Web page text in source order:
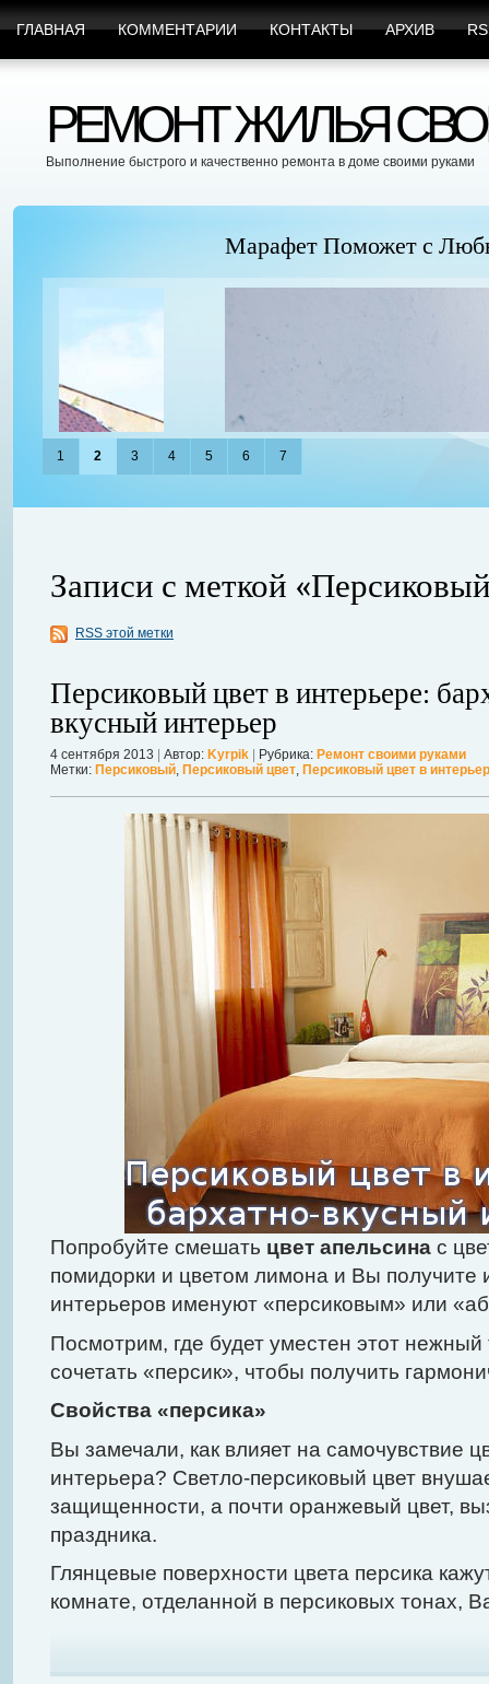
ГЛАВНАЯ КОММЕНТАРИИ КОНТАКТЫ АРХИВ
РЕМОНТ ЖИЛЬЯ
Выполнение быстрого и качественно ремонта в доме своими руками
Марафет Поможет с Любыми Видами
Когда в вашем доме появляются клопы, тараканы, грызуны или
настроение и вызывает волнение. Большинство из паразитов
течение пары недель их может стать уже вдвое, а то и втрое
в первые часы принять меры. А именно: обратиться в
Далее...
1 2 3 4 5 6 7
Записи с меткой
RSS этой метки
Персиковый цвет в интерьере:
вкусный интерьер
4 сентября 2013 Автор: Kyrpik Рубрика: Ремонт своими руками
Метки: Персиковый, Персиковый цвет, Персиковый цвет в
Попробуйте смешать цвет апельсина с
помидорки и цветом лимона и Вы получите
интерьеров именуют «персиковым» или
Посмотрим, где будет уместен этот
сочетать «персик», чтобы получить
Свойства «персика»
Вы замечали, как влияет на самочувствие
интерьера? Светло-персиковый цвет
защищенности, а почти оранжевый цвет,
праздника.
Глянцевые поверхности цвета персика
комнате, отделанной в персиковых тонах,